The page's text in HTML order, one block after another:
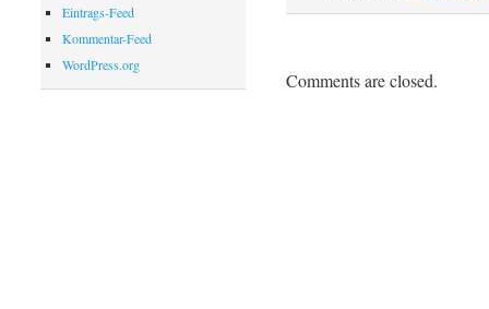
Comments are closed.
Eintrags-Feed
Kommentar-Feed
WordPress.org